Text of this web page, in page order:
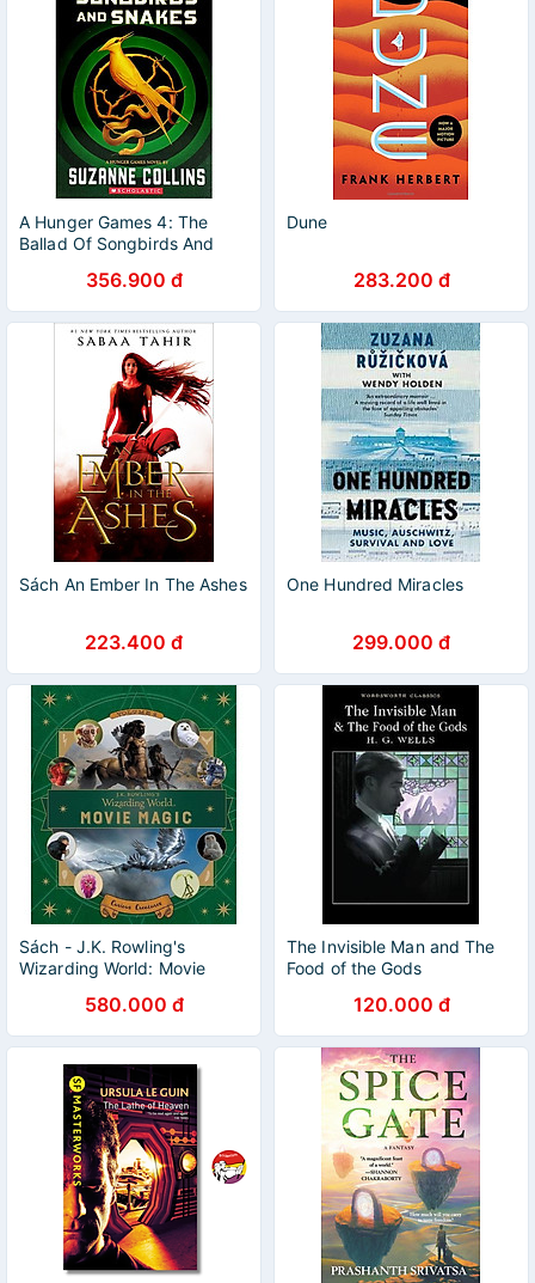
A Hunger Games 4: The
Ballad Of Songbirds And
356.900 đ
Dune
283.200 đ
Sách An Ember In The Ashes
223.400 đ
One Hundred Miracles
299.000 đ
Sách - J.K. Rowling's
Wizarding World: Movie
Creatures by Ramin Zahed
580.000 đ
The Invisible Man and The
Food of the Gods
120.000 đ